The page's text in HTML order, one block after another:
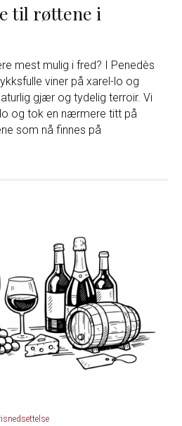
til røttene i
mest mulig i fred? I Penedès
viner på xarel-lo og
gjær og tydelig terroir. Vi
og tok en nærmere titt på
som nå finnes på